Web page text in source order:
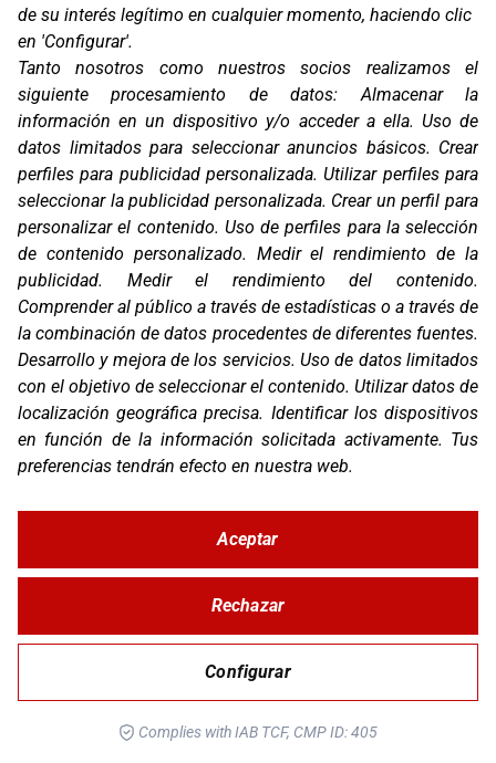
OS-BASE KTM 1050/1090/1190/1290
de su interés legítimo en cualquier momento, haciendo clic
en 'Configurar'.
Tanto nosotros como nuestros socios realizamos el
siguiente procesamiento de datos:Almacenar la
información en un dispositivo y/o acceder a ella. Uso de
datos limitados para seleccionar anuncios básicos. Crear
perfiles para publicidad personalizada.Utilizar perfiles para
seleccionar la publicidad personalizada. Crear un perfil para
personalizar el contenido. Uso de perfiles para la selección
de contenido personalizado. Medir el rendimiento de la
publicidad. Medir el rendimiento del contenido.
Comprender al público a través de estadísticas o a través de
la combinación de datos procedentes de diferentes fuentes.
Desarrollo y mejora de los servicios.Uso de datos limitados
con el objetivo de seleccionar el contenido. Utilizar datos de
localización geográfica precisa. Identificar los dispositivos
en función de la información solicitada activamente. Tus
preferencias tendrán efecto en nuestra web.
Configurar
Rechazar
Aceptar
Complies with IAB TCF, CMP ID: 405